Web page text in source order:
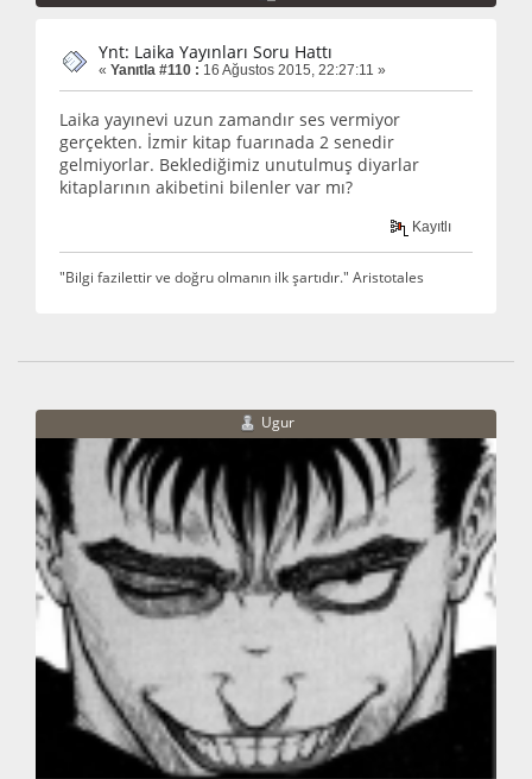
Ynt: Laika Yayınları Soru Hattı
« Yanıtla #110 : 16 Ağustos 2015, 22:27:11 »
Laika yayınevi uzun zamandır ses vermiyor
gerçekten. İzmir kitap fuarınada 2 senedir
gelmiyorlar. Beklediğimiz unutulmuş diyarlar
kitaplarının akibetini bilenler var mı?
Kayıtlı
"Bilgi fazilettir ve doğru olmanın ilk şartıdır." Aristotales
Ugur